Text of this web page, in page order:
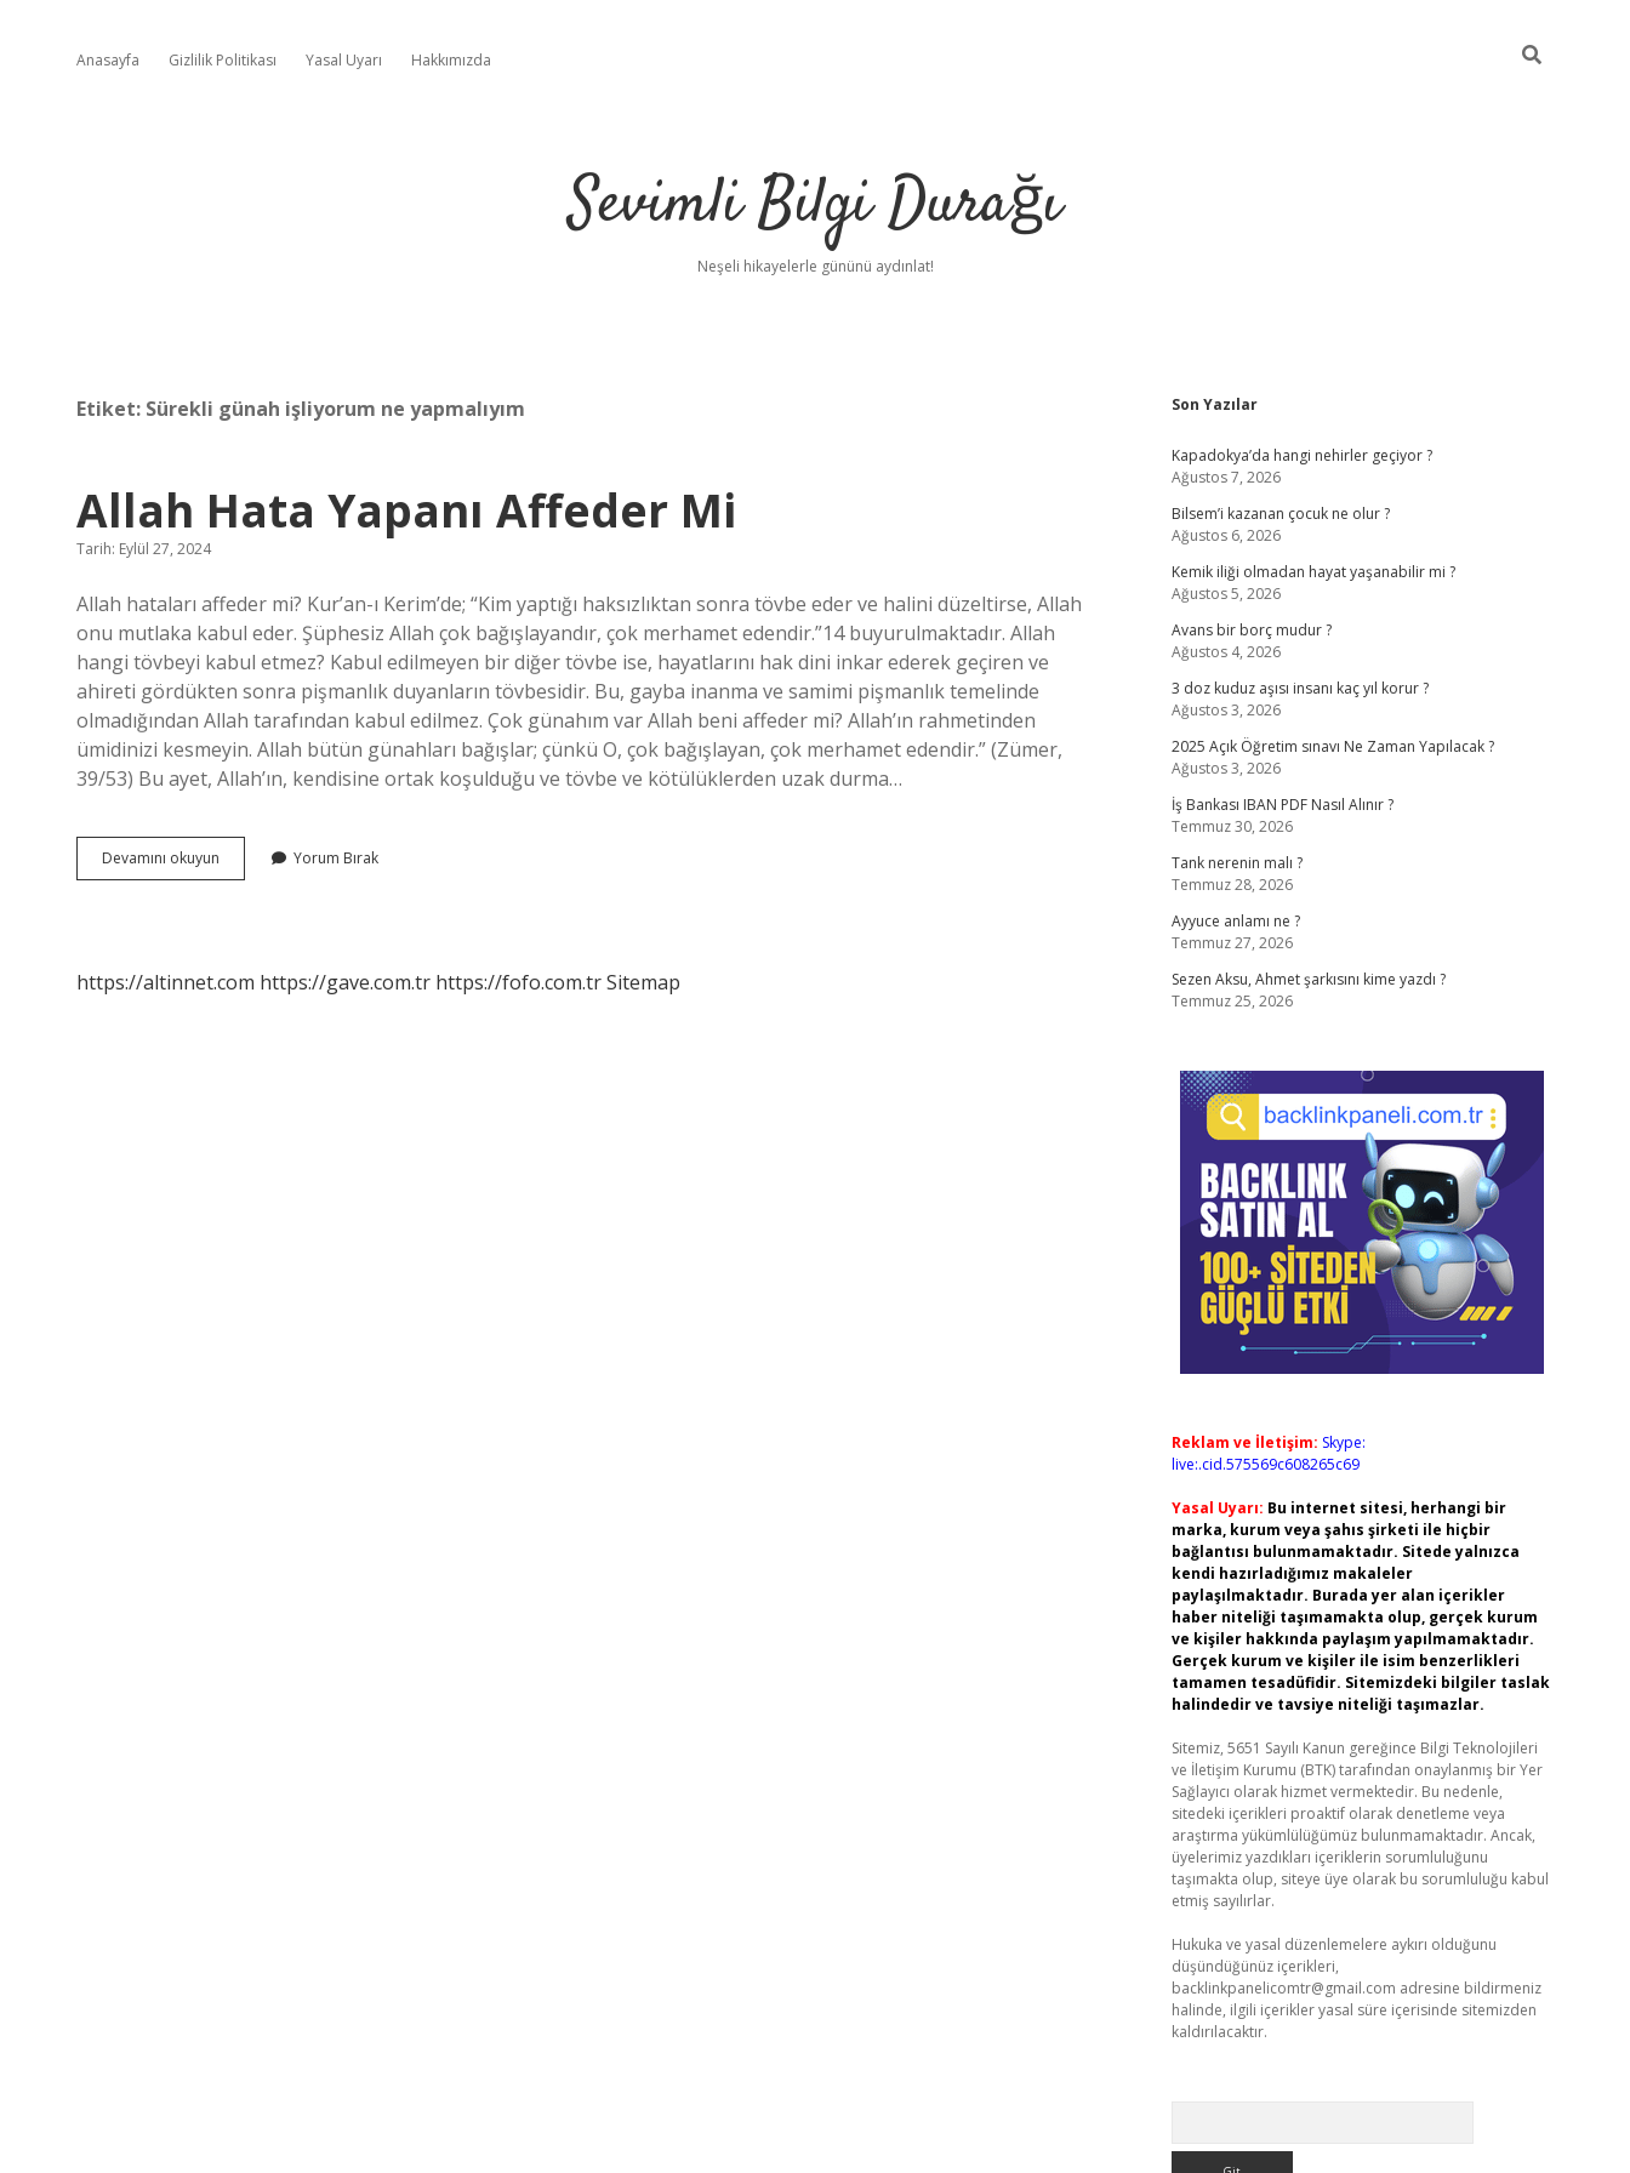
Anasayfa Gizlilik Politikası Yasal Uyarı Hakkımızda
Sevimli Bilgi Durağı
Neşeli hikayelerle gününü aydınlat!
Etiket: Sürekli günah işliyorum ne yapmalıyım
Allah Hata Yapanı Affeder Mi
Tarih: Eylül 27, 2024
Allah hataları affeder mi? Kur’an-ı Kerim’de; “Kim yaptığı haksızlıktan sonra tövbe eder ve halini düzeltirse, Allah
onu mutlaka kabul eder. Şüphesiz Allah çok bağışlayandır, çok merhamet edendir.”14 buyurulmaktadır. Allah
hangi tövbeyi kabul etmez? Kabul edilmeyen bir diğer tövbe ise, hayatlarını hak dini inkar ederek geçiren ve
ahireti gördükten sonra pişmanlık duyanların tövbesidir. Bu, gayba inanma ve samimi pişmanlık temelinde
olmadığından Allah tarafından kabul edilmez. Çok günahım var Allah beni affeder mi? Allah’ın rahmetinden
ümidinizi kesmeyin. Allah bütün günahları bağışlar; çünkü O, çok bağışlayan, çok merhamet edendir.” (Zümer,
39/53) Bu ayet, Allah’ın, kendisine ortak koşulduğu ve tövbe ve kötülüklerden uzak durma…
Devamını okuyun
Hata
Yorum Bırak
https://altinnet.com https://gave.com.tr https://fofo.com.trSitemap
Sidebar
Son Yazılar
Kapadokya’da hangi nehirler geçiyor ?
Ağustos 7, 2026
Bilsem’i kazanan çocuk ne olur ?
Ağustos 6, 2026
Kemik iliği olmadan hayat yaşanabilir mi ?
Ağustos 5, 2026
Avans bir borç mudur ?
Ağustos 4, 2026
3 doz kuduz aşısı insanı kaç yıl korur ?
Ağustos 3, 2026
2025 Açık Öğretim sınavı Ne Zaman Yapılacak ?
Ağustos 3, 2026
İş Bankası IBAN PDF Nasıl Alınır ?
Temmuz 30, 2026
Tank nerenin malı ?
Temmuz 28, 2026
Ayyuce anlamı ne ?
Temmuz 27, 2026
Sezen Aksu, Ahmet şarkısını kime yazdı ?
Temmuz 25, 2026
Reklam ve İletişim: Skype:
live:.cid.575569c608265c69
Yasal Uyarı: Bu internet sitesi, herhangi bir
marka, kurum veya şahıs şirketi ile hiçbir
bağlantısı bulunmamaktadır. Sitede yalnızca
kendi hazırladığımız makaleler
paylaşılmaktadır. Burada yer alan içerikler
haber niteliği taşımamakta olup, gerçek kurum
ve kişiler hakkında paylaşım yapılmamaktadır.
Gerçek kurum ve kişiler ile isim benzerlikleri
tamamen tesadüfidir. Sitemizdeki bilgiler taslak
halindedir ve tavsiye niteliği taşımazlar.
Sitemiz, 5651 Sayılı Kanun gereğince Bilgi Teknolojileri
ve İletişim Kurumu (BTK) tarafından onaylanmış bir Yer
Sağlayıcı olarak hizmet vermektedir. Bu nedenle,
sitedeki içerikleri proaktif olarak denetleme veya
araştırma yükümlülüğümüz bulunmamaktadır. Ancak,
üyelerimiz yazdıkları içeriklerin sorumluluğunu
taşımakta olup, siteye üye olarak bu sorumluluğu kabul
etmiş sayılırlar.
Hukuka ve yasal düzenlemelere aykırı olduğunu
düşündüğünüz içerikleri,
backlinkpanelicomtr@gmail.com adresine bildirmeniz
halinde, ilgili içerikler yasal süre içerisinde sitemizden
kaldırılacaktır.